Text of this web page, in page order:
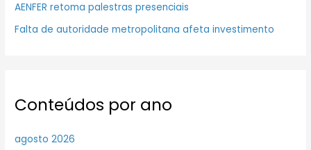
AENFER retoma palestras presenciais
Falta de autoridade metropolitana afeta investimento
Conteúdos por ano
agosto 2026